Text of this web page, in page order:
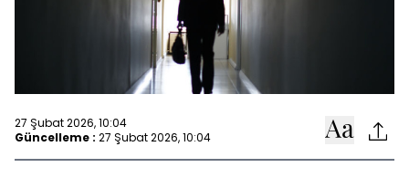
27 Şubat 2026, 10:04
Güncelleme : 27 Şubat 2026, 10:04